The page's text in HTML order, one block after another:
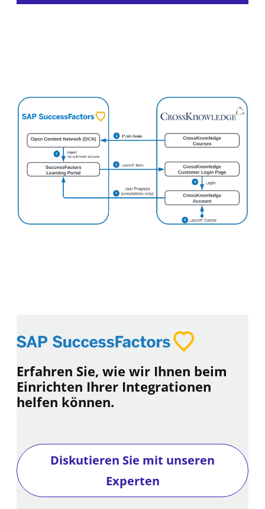
Erfahren Sie, wie wir Ihnen beim
Einrichten Ihrer Integrationen
helfen können.
Diskutieren Sie mit unseren
Experten